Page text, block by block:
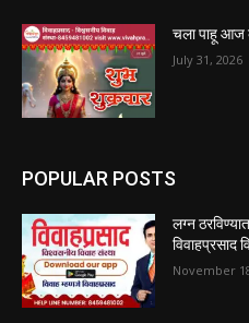
चला पाहू आज
July 31, 2026
POPULAR POSTS
लग्न
विवाहप्रसाद
November